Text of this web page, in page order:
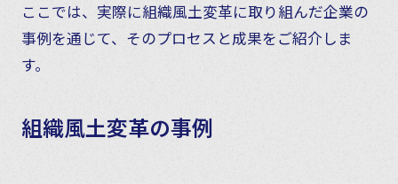
ここでは、実際に組織風土変革に取り組んだ企業の
事例を通じて、そのプロセスと成果をご紹介しま
す。
組織風土変革の事例